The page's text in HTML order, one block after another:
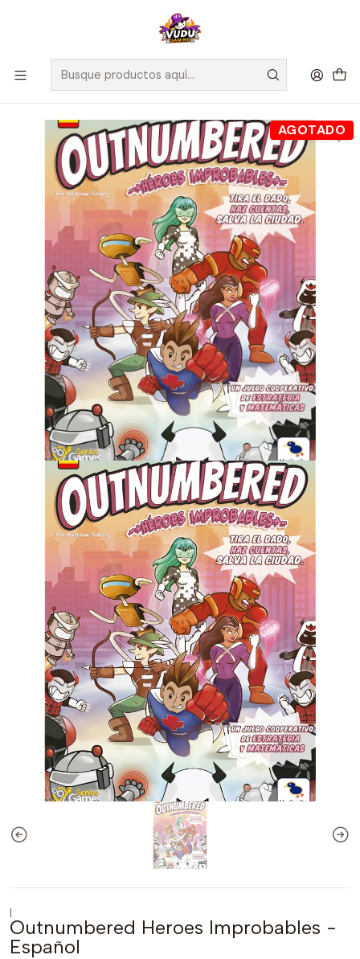
🚀 ¡Despachamos a todo Chile! Envío GRATIS a Regiones sobre
$100.000 y a RM sobre $35.000
Inicio Juegos de Mesa Editorial MasQueOca
Outnumbered Heroes Improbables - Español
AGOTADO
|
Outnumbered Heroes Improbables -
Español